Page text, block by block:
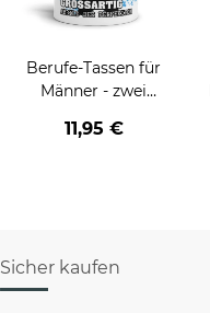
Berufe-Tassen für
Männer - zwei
11,95 €
Sicher kaufen